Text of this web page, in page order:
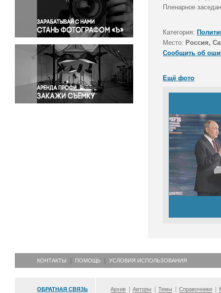
Правосудие
Происшествия и конфликты
Религия
Светская жизнь
Спорт
Экология
Экономика и бизнес
Пленарное
Категория:
Место: Россия,
Сообщить об
Ещё фото
КОНТАКТЫ ПОМОЩЬ УСЛОВИЯ ИСПОЛЬЗОВАНИЯ
ОБРАТНАЯ СВЯЗЬ Архив Авторы Темы Справочники